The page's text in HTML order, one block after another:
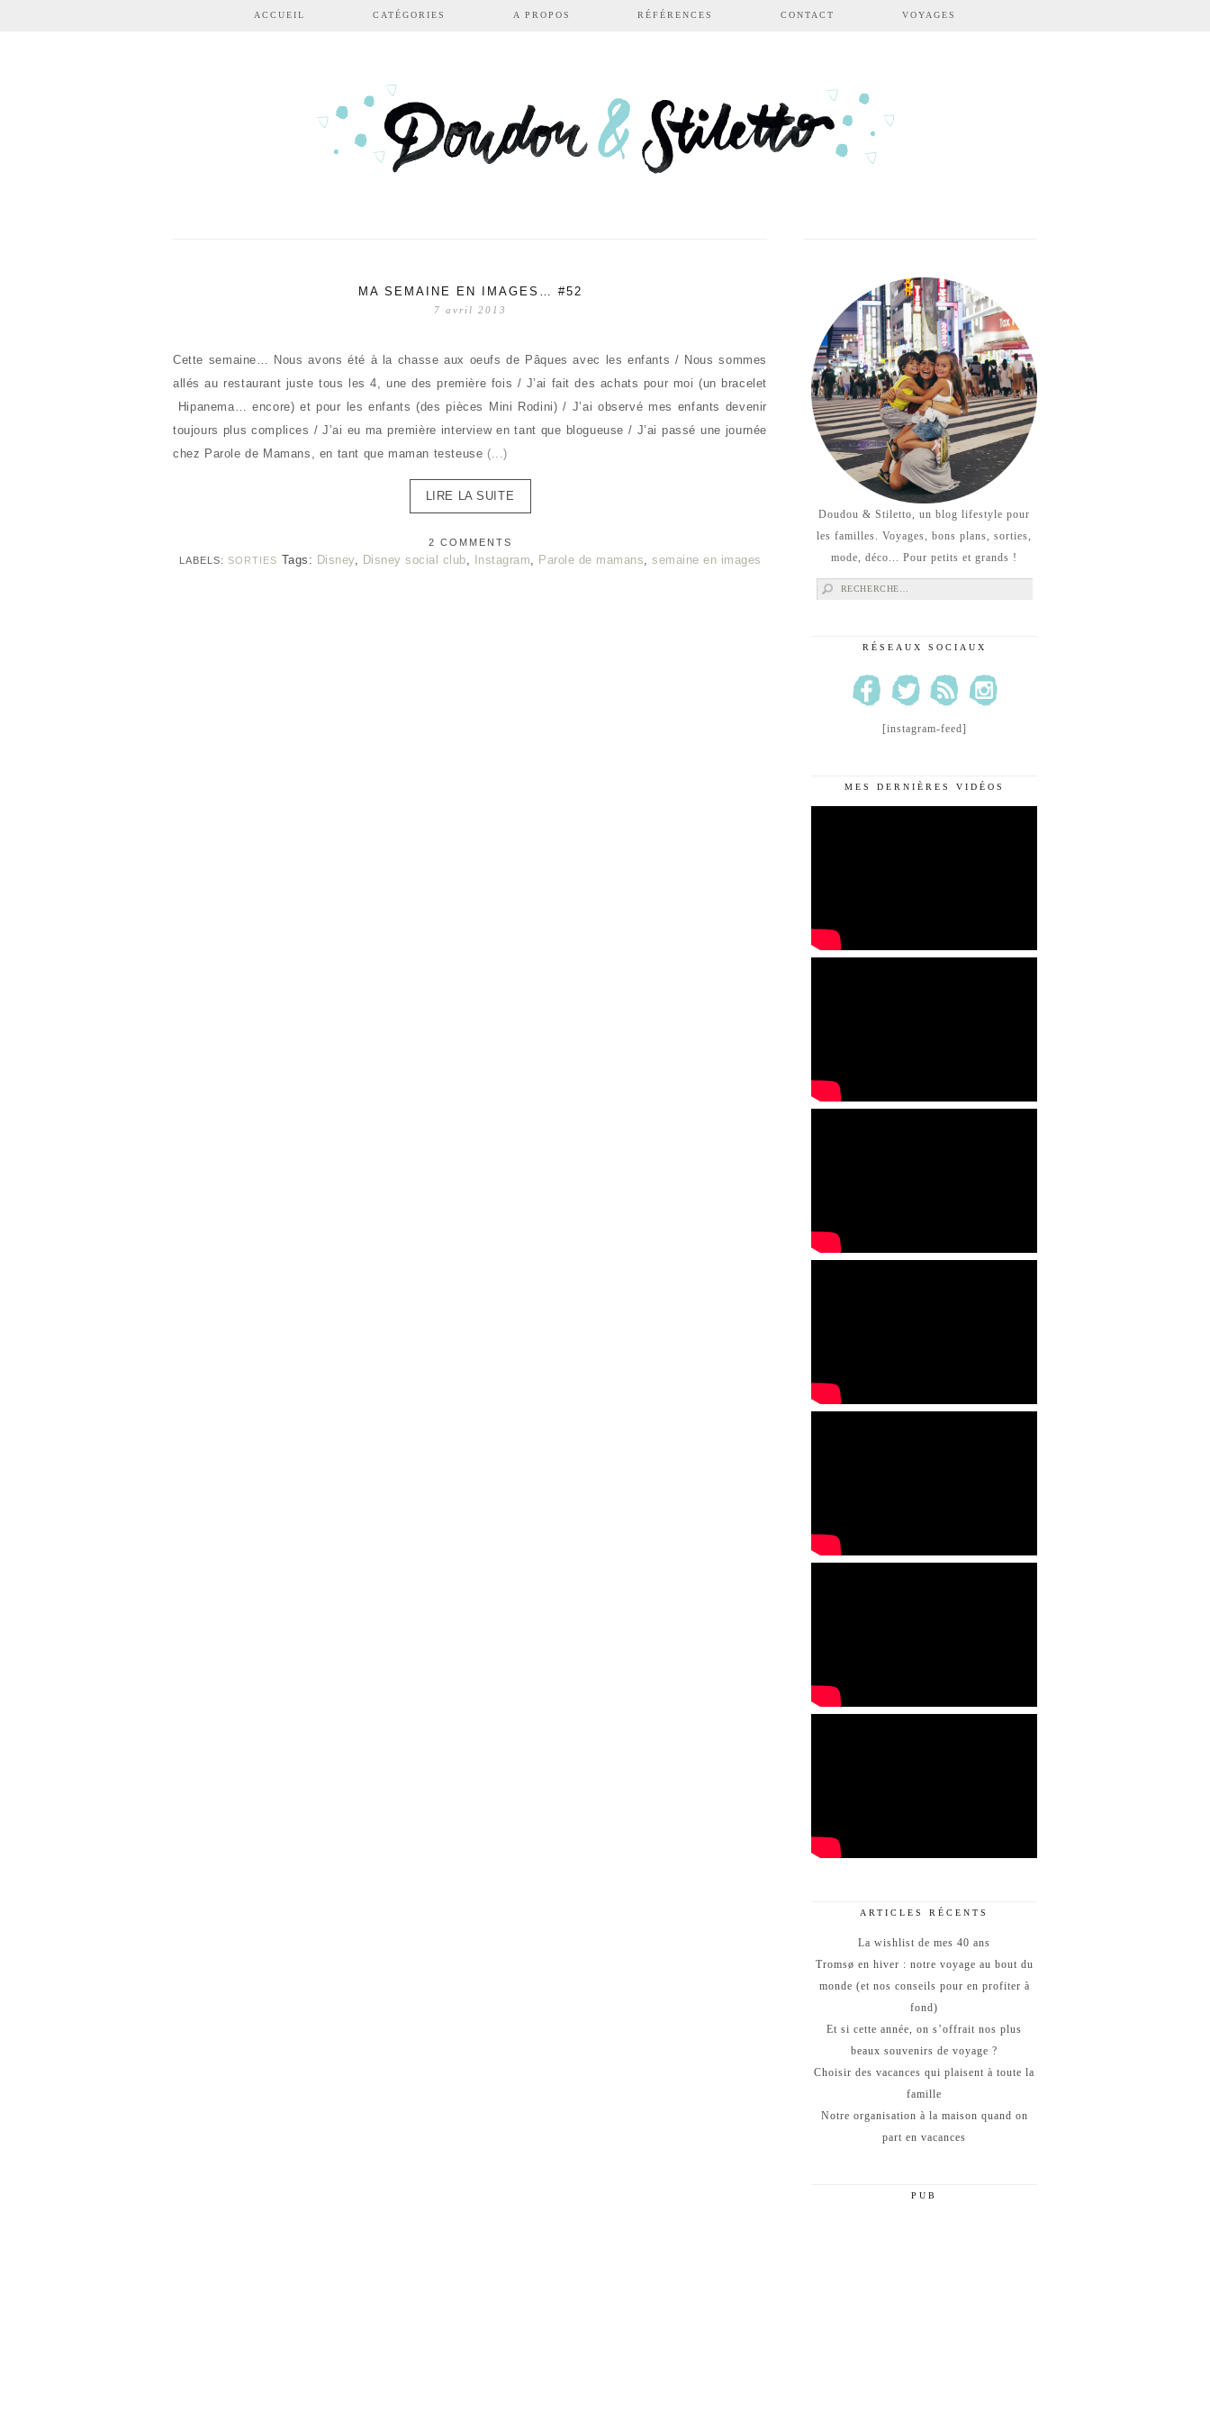
Aller au contenu principal
ACCUEIL CATÉGORIES A PROPOS RÉFÉRENCES CONTACT VOYAGES
MA SEMAINE EN IMAGES… #52
7 avril 2013
Cette semaine… Nous avons été à la chasse aux oeufs de Pâques avec les enfants / Nous sommes
allés au restaurant juste tous les 4, une des première fois / J’ai fait des achats pour moi (un bracelet
Hipanema… encore) et pour les enfants (des pièces Mini Rodini) / J’ai observé mes enfants devenir
toujours plus complices / J’ai eu ma première interview en tant que blogueuse / J’ai passé une journée
chez Parole de Mamans, en tant que maman testeuse (...)
LIRE LA SUITE
2 COMMENTS
LABELS: SORTIES Tags: Disney, Disney social club, Instagram, Parole de mamans, semaine en images
Doudou & Stiletto, un blog lifestyle pour
les familles. Voyages, bons plans, sorties,
mode, déco... Pour petits et grands !
Rechercher :
RÉSEAUX SOCIAUX
[instagram-feed]
MES DERNIÈRES VIDÉOS
ARTICLES RÉCENTS
La wishlist de mes 40 ans
Tromsø en hiver : notre voyage au bout du
monde (et nos conseils pour en profiter à
fond)
Et si cette année, on s’offrait nos plus
beaux souvenirs de voyage ?
Choisir des vacances qui plaisent à toute la
famille
Notre organisation à la maison quand on
part en vacances
PUB